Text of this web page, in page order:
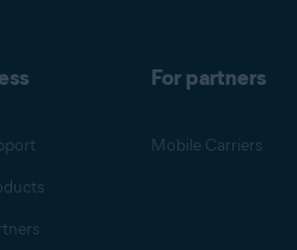
For partners
Mobile Carriers